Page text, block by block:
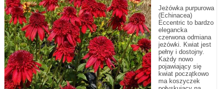
Jeżówka purpurowa
(Echinacea)
Eccentric to bardzo
elegancka
czerwona odmiana
jeżówki. Kwiat jest
pełny i dostojny.
Każdy nowo
pojawiający się
kwiat początkowo
ma koszyczek